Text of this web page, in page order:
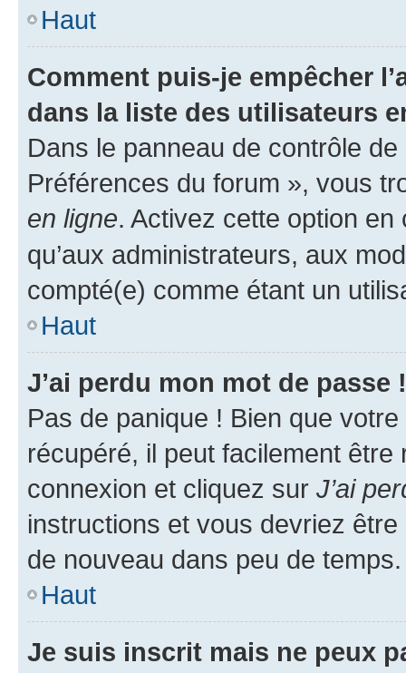
Haut
Comment puis-je empêcher
dans la liste des utilisateurs
Dans le panneau de contrôle
Préférences du forum », vous
en ligne. Activez cette option
qu’aux administrateurs, aux
compté(e) comme étant un
Haut
J’ai perdu mon mot de passe !
Pas de panique ! Bien que
récupéré, il peut facilement
connexion et cliquez sur J’ai
instructions et vous devriez
de nouveau dans peu de temps.
Haut
Je suis inscrit mais ne peux